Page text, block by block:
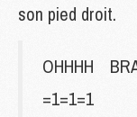
son pied droit.
OHHHH
=1=1=1